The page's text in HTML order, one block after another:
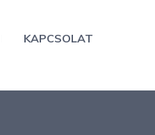
KAPCSOLAT